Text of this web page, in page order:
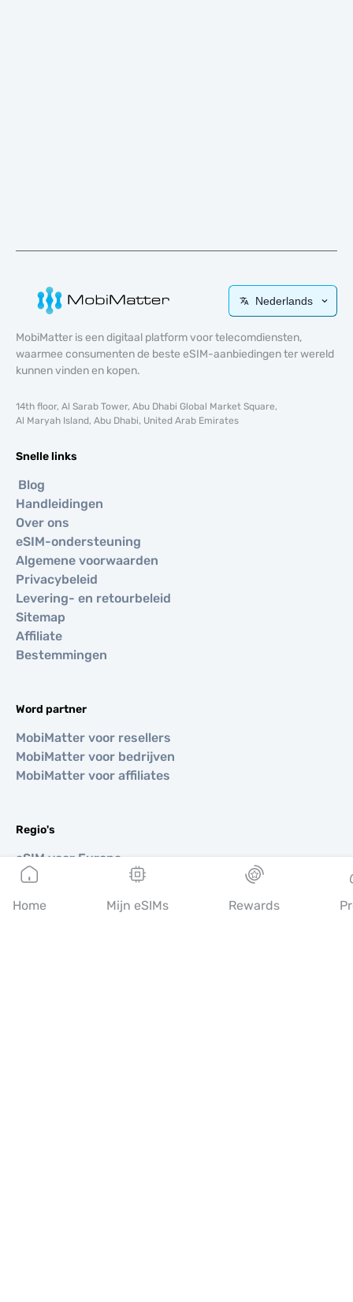
Nederlands
MobiMatter is een digitaal platform voor telecomdiensten,
waarmee consumenten de beste eSIM-aanbiedingen ter wereld
kunnen vinden en kopen.
14th floor, Al Sarab Tower, Abu Dhabi Global Market Square,
Al Maryah Island, Abu Dhabi, United Arab Emirates
Snelle links
Blog
Handleidingen
Over ons
eSIM-ondersteuning
Algemene voorwaarden
Privacybeleid
Levering- en retourbeleid
Sitemap
Affiliate
Bestemmingen
Word partner
MobiMatter voor resellers
MobiMatter voor bedrijven
MobiMatter voor affiliates
Regio's
eSIM voor Europa
eSIM voor Azië
eSIM voor Midden-Oosten
Home Mijn eSIMs Rewards